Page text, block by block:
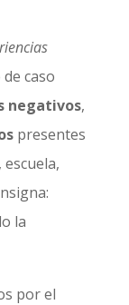
caso
negativos,
presentes
la
por el